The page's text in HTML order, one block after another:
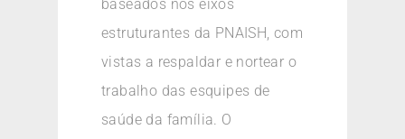
baseados nos eixos
estruturantes da PNAISH, com
vistas a respaldar e nortear o
trabalho das esquipes de
saúde da família. O